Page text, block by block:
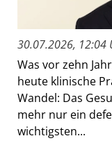
30.07.2026, 12:04
Was vor zehn
heute klinische
Wandel: Das
mehr nur ein
wichtigsten...